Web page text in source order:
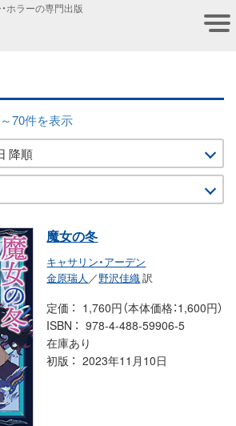
ホラーの専門出版
70件を表示
魔女の冬
キャサリン・アーデン
金原瑞人 ／野沢佳織訳
定価
1,760円（本体価格：1,600円）
ISBN
978-4-488-59906-5
在庫あり
初版
2023年11月10日